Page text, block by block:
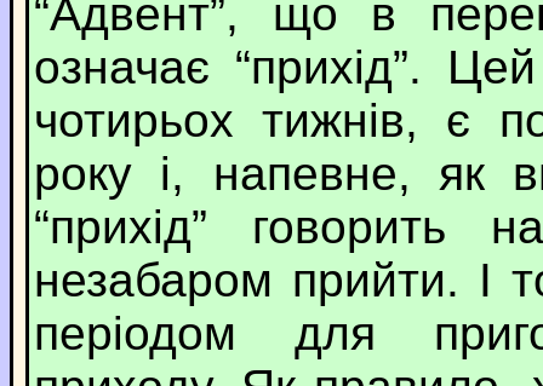
“Адвент”, що в
означає “прихід”.
чотирьох тижнів, є
року і, напевне, як
“прихід”
незабаром прийти. І
періодом для